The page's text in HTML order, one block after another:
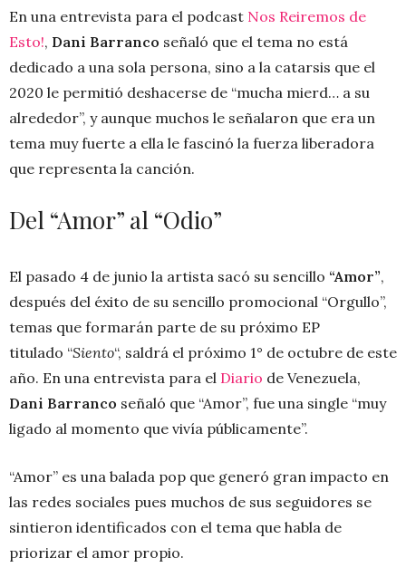
En una entrevista para el podcast Nos Reiremos de
Esto!, Dani Barranco señaló que el tema no está
dedicado a una sola persona, sino a la catarsis que el
2020 le permitió deshacerse de “mucha mierd… a su
alrededor”, y aunque muchos le señalaron que era un
tema muy fuerte a ella le fascinó la fuerza liberadora
que representa la canción.
Del “Amor” al “Odio”
El pasado 4 de junio la artista sacó su sencillo “Amor”,
después del éxito de su sencillo promocional “Orgullo”,
temas que formarán parte de su próximo EP
titulado “Siento“, saldrá el próximo 1° de octubre de este
año. En una entrevista para el Diario de Venezuela,
Dani Barranco señaló que “Amor”, fue una single “muy
ligado al momento que vivía públicamente”.
“Amor” es una balada pop que generó gran impacto en
las redes sociales pues muchos de sus seguidores se
sintieron identificados con el tema que habla de
priorizar el amor propio.